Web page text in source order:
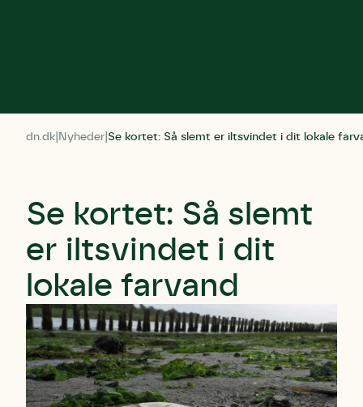
dn.dk Nyheder Se kortet: Så slemt er iltsvindet i dit lokale
Se kortet: Så slemt
er iltsvindet i dit
lokale farvand